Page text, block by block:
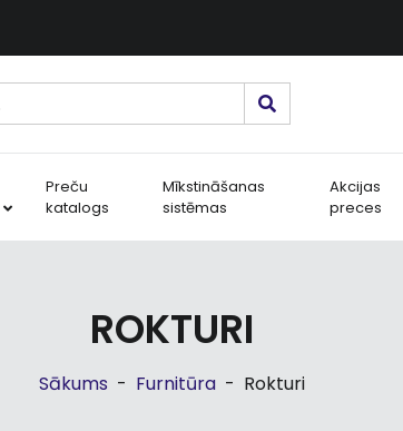
Preču
katalogs
Mīkstināšanas
sistēmas
Akcijas
preces
ROKTURI
Sākums - Furnitūra - Rokturi